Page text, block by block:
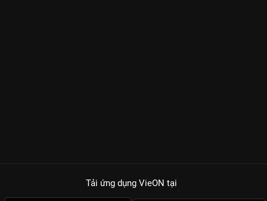
Tải ứng dụng VieON tại